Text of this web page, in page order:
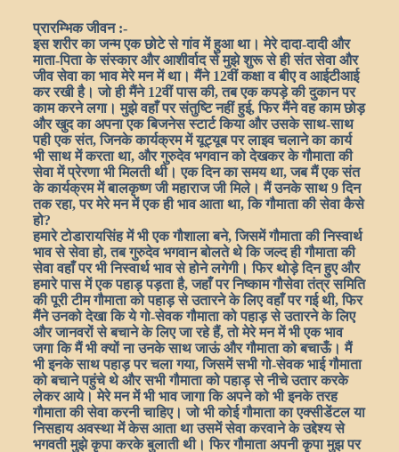
प्रारम्भिक जीवन :-
इस शरीर का जन्म एक छोटे से गांव में हुआ था। मेरे दादा-दादी और
माता-पिता के संस्कार और आशीर्वाद से मुझे शुरू से ही संत सेवा और
जीव सेवा का भाव मेरे मन में था। मैंने 12वीं कक्षा व बीए व आईटीआई
कर रखी है। जो ही मैंने 12वीं पास की, तब एक कपड़े की दुकान पर
काम करने लगा। मुझे वहाँ पर संतुष्टि नहीं हुई, फिर मैंने वह काम छोड़
और खुद का अपना एक बिजनेस स्टार्ट किया और उसके साथ-साथ
पही एक संत, जिनके कार्यक्रम में यूट्यूब पर लाइव चलाने का कार्य
भी साथ में करता था, और गुरुदेव भगवान को देखकर के गौमाता की
सेवा में प्रेरणा भी मिलती थी। एक दिन का समय था, जब मैं एक संत
के कार्यक्रम में बालकृष्ण जी महाराज जी मिले। मैं उनके साथ 9 दिन
तक रहा, पर मेरे मन में एक ही भाव आता था, कि गौमाता की सेवा कैसे
हो?
हमारे टोडारायसिंह में भी एक गौशाला बने, जिसमें गौमाता की निस्वार्थ
भाव से सेवा हो, तब गुरुदेव भगवान बोलते थे कि जल्द ही गौमाता की
सेवा वहाँ पर भी निस्वार्थ भाव से होने लगेगी। फिर थोड़े दिन हुए और
हमारे पास में एक पहाड़ पड़ता है, जहाँ पर निष्काम गौसेवा तंत्र समिति
की पूरी टीम गौमाता को पहाड़ से उतारने के लिए वहाँ पर गई थी, फिर
मैंने उनको देखा कि ये गो-सेवक गौमाता को पहाड़ से उतारने के लिए
और जानवरों से बचाने के लिए जा रहे हैं, तो मेरे मन में भी एक भाव
जगा कि मैं भी क्यों ना उनके साथ जाऊं और गौमाता को बचाऊँ। मैं
भी इनके साथ पहाड़ पर चला गया, जिसमें सभी गो-सेवक भाई गौमाता
को बचाने पहुंचे थे और सभी गौमाता को पहाड़ से नीचे उतार करके
लेकर आये। मेरे मन में भी भाव जागा कि अपने को भी इनके तरह
गौमाता की सेवा करनी चाहिए। जो भी कोई गौमाता का एक्सीडेंटल या
निसहाय अवस्था में केस आता था उसमें सेवा करवाने के उद्देश्य से
भगवती मुझे कृपा करके बुलाती थी। फिर गौमाता अपनी कृपा मुझ पर